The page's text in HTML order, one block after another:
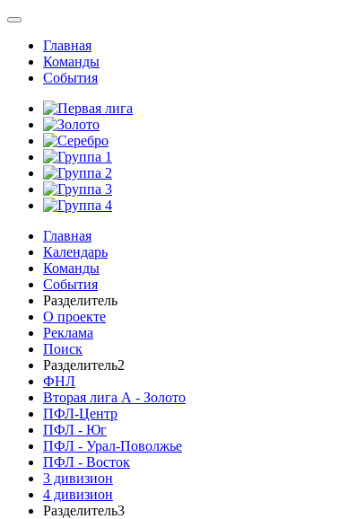
Главная
Команды
События
Главная
Календарь
Команды
События
Разделитель
О проекте
Реклама
Поиск
Разделитель2
ФНЛ
Вторая лига А - Золото
ПФЛ-Центр
ПФЛ - Юг
ПФЛ - Урал-Поволжье
ПФЛ - Восток
3 дивизион
4 дивизион
Разделитель3